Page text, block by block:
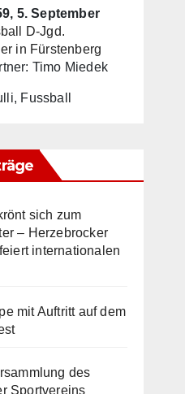
, 5. September
D-Jgd.
in Fürstenberg
Timo Miedek
, Fussball
sich zum
– Herzebrocker
internationalen
mit Auftritt auf dem
des
Sportvereins